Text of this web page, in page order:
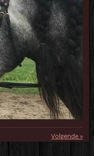
Volgende»